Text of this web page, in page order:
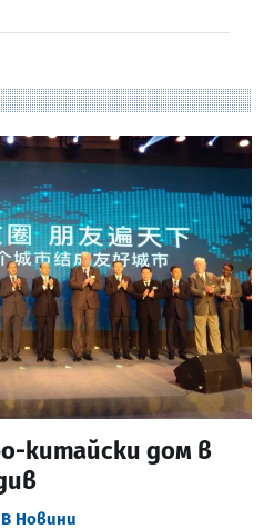
китайски дом в
В Новини